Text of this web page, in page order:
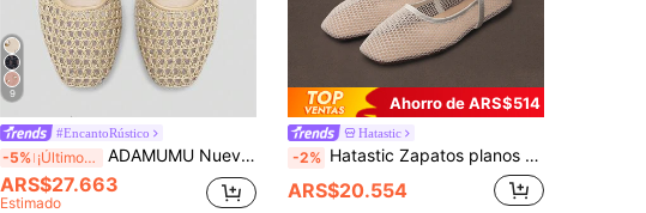
9
#EncantoRústico
-5% ¡Últimos 2 días ADAMUMU Nuevos Zapatos Planos de Rafia Tejida de Moda de Alta Gama para Mujer, Cómodos y Lindos para Uso Diario, Primavera/Verano, Vacaciones, Estilo Vacationcore
ARS$27.663
Estimado
Ahorro de ARS$514
Hatastic
-2% Hatastic Zapatos planos de moda para mujer de otoño/invierno, zapatos planos de malla de unicolor transpirables sin cordones, Mary Jane para festival de música y regreso a la escuela
ARS$20.554